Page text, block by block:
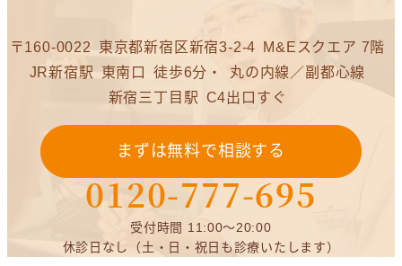
〒160-0022 東京都新宿区新宿3-2-4
M&Eスクエア 7階
JR新宿駅
東南口 徒歩6分・
丸の内線／副都心線
新宿三丁目駅 C4出口すぐ
まずは無料で相談する
0120-777-695
受付時間 11:00～20:00
休診日なし（土・日・祝日も診療いたします）